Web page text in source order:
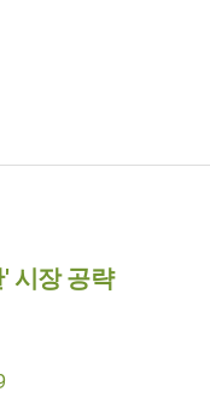
시장 공략